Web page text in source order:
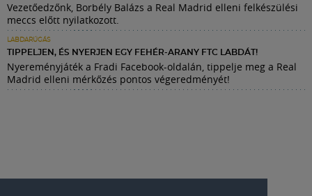
Vezetőedzőnk, Borbély Balázs a Real Madrid elleni felkészülési
meccs előtt nyilatkozott.
LABDARÚGÁS
TIPPELJEN, ÉS NYERJEN EGY FEHÉR-ARANY FTC LABDÁT!
Nyereményjáték a Fradi Facebook-oldalán, tippelje meg a Real
Madrid elleni mérkőzés pontos végeredményét!